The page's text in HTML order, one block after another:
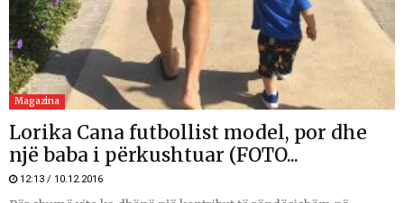
Magazina
Lorika Cana futbollist model, por dhe
një baba i përkushtuar (FOTO...
12:13 / 10.12.2016